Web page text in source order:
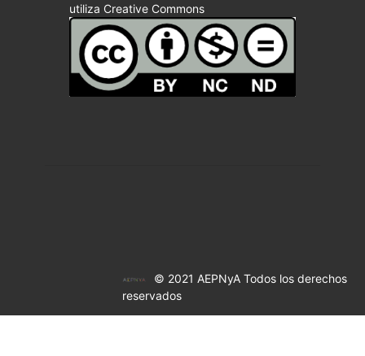
utiliza Creative Commons
© 2021 AEPNyA Todos los derechos
reservados